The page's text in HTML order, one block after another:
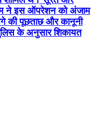
ने इस ऑपरेशन को अंजाम
की पूछताछ और कानूनी
के अनुसार शिकायत